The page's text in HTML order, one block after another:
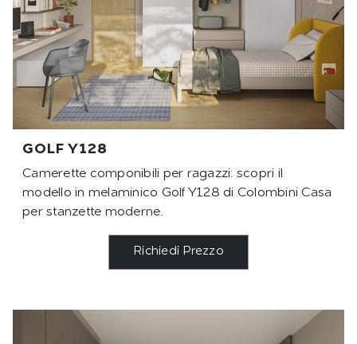
GOLF Y128
Camerette componibili per ragazzi: scopri il
modello in melaminico Golf Y128 di Colombini Casa
per stanzette moderne.
Richiedi Prezzo